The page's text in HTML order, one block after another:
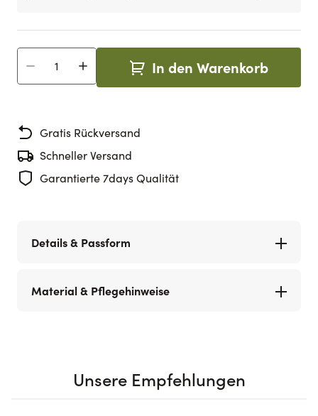
Menge In den Warenkorb
Gratis Rückversand
Schneller Versand
Garantierte 7days Qualität
Details & Passform
Material & Pflegehinweise
Unsere Empfehlungen